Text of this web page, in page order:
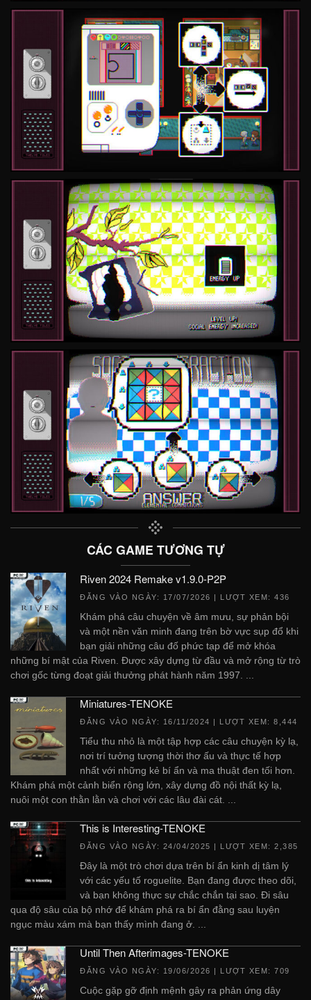
CÁC GAME TƯƠNG TỰ
Riven 2024 Remake v1.9.0-P2P
ĐĂNG VÀO NGÀY: 17/07/2026 | LƯỢT XEM: 436
Khám phá câu chuyện về âm mưu, sự phản bội
và một nền văn minh đang trên bờ vực sụp đổ khi
bạn giải những câu đố phức tạp để mở khóa
những bí mật của Riven. Được xây dựng từ đầu và mở rộng từ trò
chơi gốc từng đoạt giải thưởng phát hành năm 1997. ...
Miniatures-TENOKE
ĐĂNG VÀO NGÀY: 16/11/2024 | LƯỢT XEM: 8,444
Tiểu thu nhỏ là một tập hợp các câu chuyện kỳ ​​lạ,
nơi trí tưởng tượng thời thơ ấu và thực tế hợp
nhất với những kẻ bí ẩn và ma thuật đen tối hơn.
Khám phá một cảnh biển rộng lớn, xây dựng đồ nội thất kỳ lạ,
nuôi một con thằn lằn và chơi với các lâu đài cát. ...
This is Interesting-TENOKE
ĐĂNG VÀO NGÀY: 24/04/2025 | LƯỢT XEM: 2,385
Đây là một trò chơi dựa trên bí ẩn kinh dị tâm lý
với các yếu tố roguelite. Bạn đang được theo dõi,
và bạn không thực sự chắc chắn tại sao. Đi sâu
qua độ sâu của bộ nhớ để khám phá ra bí ẩn đằng sau luyện
ngục màu xám mà bạn thấy mình đang ở. ...
Until Then Afterimages-TENOKE
ĐĂNG VÀO NGÀY: 19/06/2026 | LƯỢT XEM: 709
Cuộc gặp gỡ định mệnh gây ra phản ứng dây